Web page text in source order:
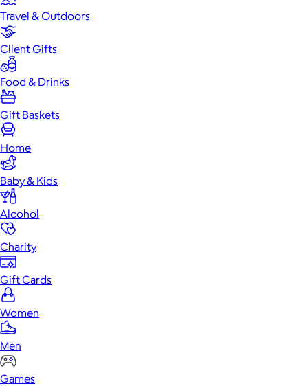
Travel & Outdoors
Client Gifts
Food & Drinks
Gift Baskets
Home
Baby & Kids
Alcohol
Charity
Gift Cards
Women
Men
Games